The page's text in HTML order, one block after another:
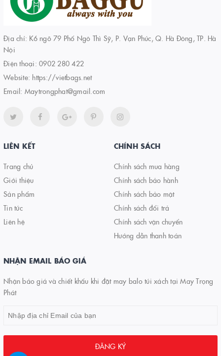
Địa chỉ: K6 ngõ 79 Phố Ngô Thì Sỹ, P. Vạn Phúc, Q. Hà Đông, TP. Hà
Nội
Điện thoại: 0902 280 422
Website: https://vietbags.net
Email: Maytrongphat@gmail.com
LIÊN KẾT
Trang chủ
Giới thiệu
Sản phẩm
Tin tức
Liên hệ
CHÍNH SÁCH
Chính sách mua hàng
Chính sách bảo hành
Chính sách bảo mật
Chính sách đổi trả
Chính sách vận chuyển
Hướng dẫn thanh toán
NHẬN EMAIL BÁO GIÁ
Nhận báo giá và chiết khấu khi đặt may balo túi xách tại May Trọng
Phát
ĐĂNG KÝ